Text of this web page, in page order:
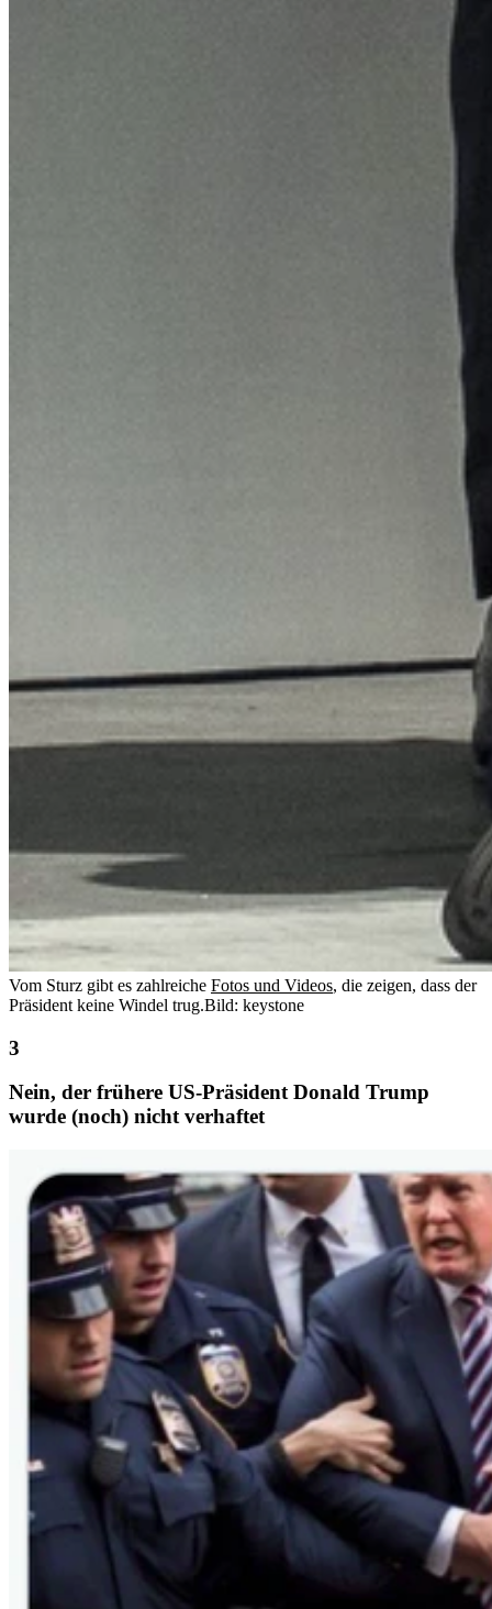
Vom Sturz gibt es zahlreiche Fotos und Videos, die zeigen, dass der
Präsident keine Windel trug.Bild: keystone
Nein, der frühere US-Präsident Donald Trump
wurde (noch) nicht verhaftet